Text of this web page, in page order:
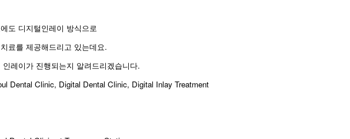
도 디지털인레이 방식으로
료를 제공해드리고 있는데요.
레이가 진행되는지 알려드리겠습니다.
Dental Clinic, Digital Dental Clinic, Digital Inlay Treatment